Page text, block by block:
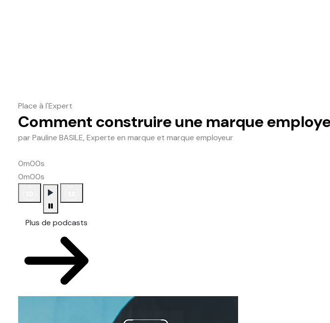
Place à l'Expert
Comment construire une marque
par Pauline BASILE, Experte en marque et marque employeur
0m00s
0m00s
Plus de podcasts